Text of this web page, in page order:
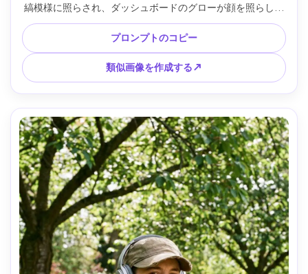
縞模様に照らされ、ダッシュボードのグローが顔を照らし、
反射窓のハイライト、Sony A7S III 35mm f/1.4 で撮影、クロ
ーズアップ 3/4 アングル、シネマティックなカラーグレーデ
ィング、超リアル --ar 4:5
プロンプトのコピー
類似画像を作成する↗